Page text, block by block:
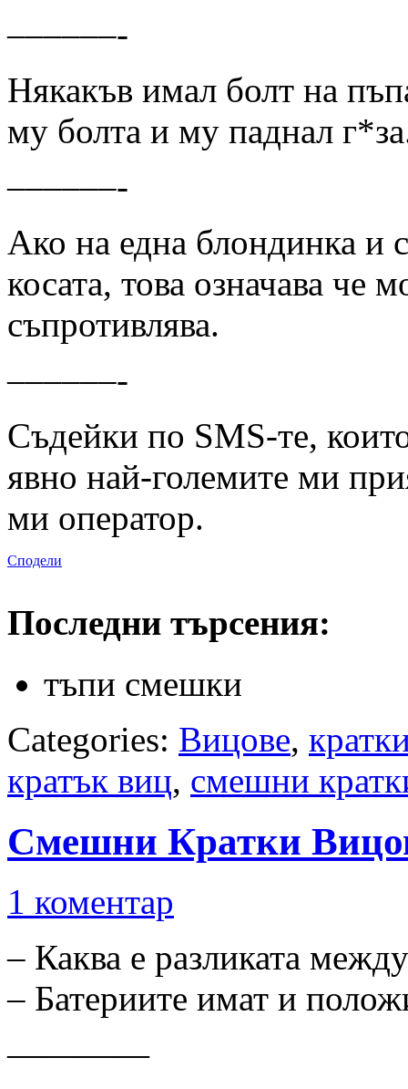
––––––-
Някакъв имал болт на
му болта и му паднал
––––––-
Ако на една блондинка и
косата, това означава че
съпротивлява.
––––––-
Съдейки по SMS-те,
явно най-големите ми
ми оператор.
Сподели
Последни търсения:
тъпи смешки
Categories: Вицове,
кратък виц, смешни
Смешни Кратки
1 коментар
– Каква е разликата
– Батериите имат и
————